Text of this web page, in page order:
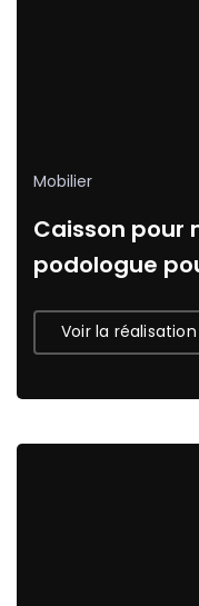
Mobilier
Caisson pour
podologue
Voir la réalisation